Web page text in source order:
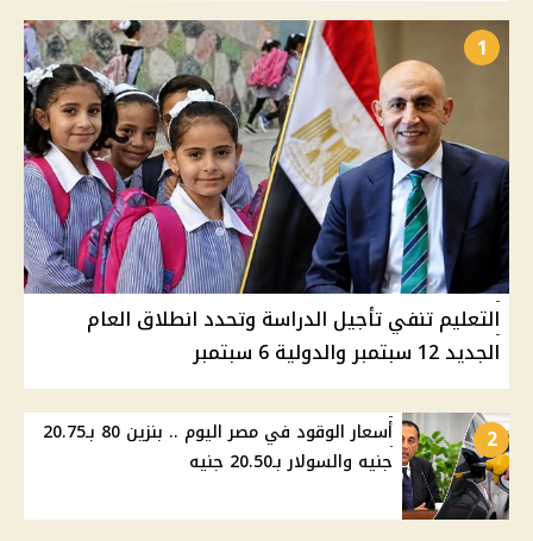
1
التعليم تنفي تأجيل الدراسة وتحدد انطلاق العام
الجديد 12 سبتمبر والدولية 6 سبتمبر
2
أسعار الوقود في مصر اليوم .. بنزين 80 بـ20.75
جنيه والسولار بـ20.50 جنيه